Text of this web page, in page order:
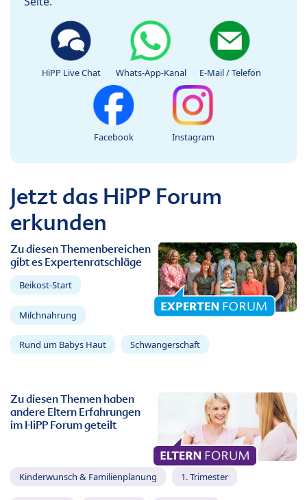
HiPP Live Chat Whats-App-Kanal E-Mail / Telefon
Facebook Instagram
Jetzt das HiPP Forum
erkunden
Zu diesen Themenbereichen
gibt es Expertenratschläge
Beikost-Start
Milchnahrung
Rund um Babys Haut Schwangerschaft
Zu diesen Themen haben
andere Eltern Erfahrungen
im HiPP Forum geteilt
Kinderwunsch & Familienplanung 1. Trimester